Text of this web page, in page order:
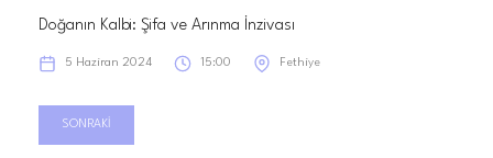
Doğanın Kalbi: Şifa ve Arınma İnzivası
5 Haziran 2024 15:00 Fethiye
SONRAKI